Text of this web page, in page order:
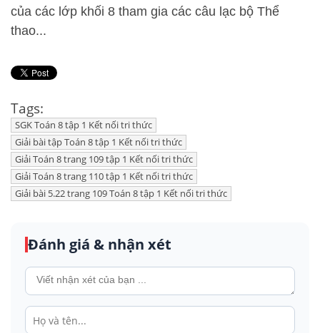
của các lớp khối 8 tham gia các câu lạc bộ Thể
thao...
Tags:
SGK Toán 8 tập 1 Kết nối tri thức
Giải bài tập Toán 8 tập 1 Kết nối tri thức
Giải Toán 8 trang 109 tập 1 Kết nối tri thức
Giải Toán 8 trang 110 tập 1 Kết nối tri thức
Giải bài 5.22 trang 109 Toán 8 tập 1 Kết nối tri thức
Đánh giá & nhận xét